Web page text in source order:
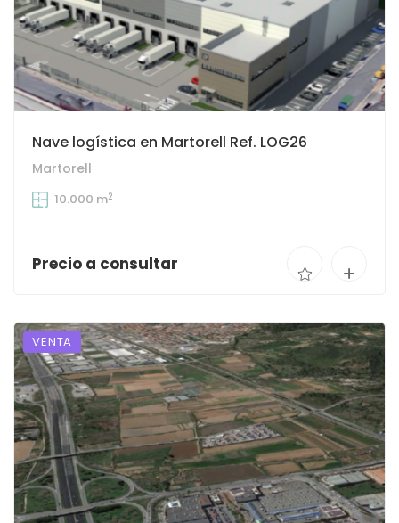
Nave logística en Martorell Ref. LOG26
Martorell
10.000 m2
Precio a consultar
VENTA